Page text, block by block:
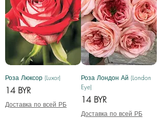
Роза Люксор (Luxor)
Цена
14 BYR
Доставка по всей РБ
Роза Лондон Ай (London
Eye)
Цена
14 BYR
Доставка по всей РБ